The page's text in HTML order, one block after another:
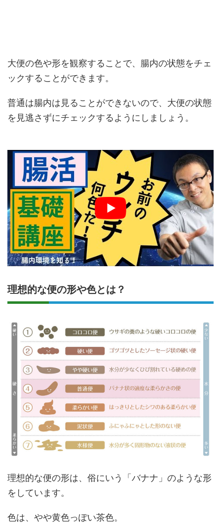
大便の色や形を観察することで、腸内の状態をチェ
ックすることができます。
普通は腸内は見ることができないので、大便の状態
を見逃さずにチェックするようにしましょう。
理想的な便の形や色とは？
理想的な便の形は、俗にいう「バナナ」のような形
をしています。
色は、やや黄色っぽい茶色。